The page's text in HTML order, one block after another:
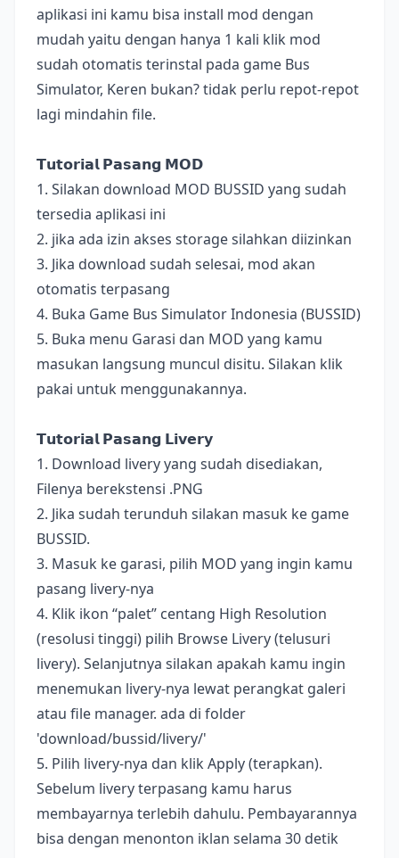
aplikasi ini kamu bisa install mod dengan
mudah yaitu dengan hanya 1 kali klik mod
sudah otomatis terinstal pada game Bus
Simulator, Keren bukan? tidak perlu repot-repot
lagi mindahin file.
𝗧𝘂𝘁𝗼𝗿𝗶𝗮𝗹 𝗣𝗮𝘀𝗮𝗻𝗴 𝗠𝗢𝗗
1. Silakan download MOD BUSSID yang sudah
tersedia aplikasi ini
2. jika ada izin akses storage silahkan diizinkan
3. Jika download sudah selesai, mod akan
otomatis terpasang
4. Buka Game Bus Simulator Indonesia (BUSSID)
5. Buka menu Garasi dan MOD yang kamu
masukan langsung muncul disitu. Silakan klik
pakai untuk menggunakannya.
𝗧𝘂𝘁𝗼𝗿𝗶𝗮𝗹 𝗣𝗮𝘀𝗮𝗻𝗴 𝗟𝗶𝘃𝗲𝗿𝘆
1. Download livery yang sudah disediakan,
Filenya berekstensi .PNG
2. Jika sudah terunduh silakan masuk ke game
BUSSID.
3. Masuk ke garasi, pilih MOD yang ingin kamu
pasang livery-nya
4. Klik ikon “palet” centang High Resolution
(resolusi tinggi) pilih Browse Livery (telusuri
livery). Selanjutnya silakan apakah kamu ingin
menemukan livery-nya lewat perangkat galeri
atau file manager. ada di folder
'download/bussid/livery/'
5. Pilih livery-nya dan klik Apply (terapkan).
Sebelum livery terpasang kamu harus
membayarnya terlebih dahulu. Pembayarannya
bisa dengan menonton iklan selama 30 detik